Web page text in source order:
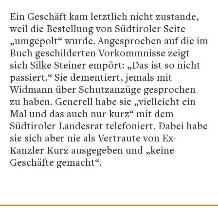
Ein Geschäft kam letztlich nicht zustande,
weil die Bestellung von Südtiroler Seite
„umgepolt“ wurde. Angesprochen auf die im
Buch geschilderten Vorkommnisse zeigt
sich Silke Steiner empört: „Das ist so nicht
passiert.“ Sie dementiert, jemals mit
Widmann über Schutzanzüge gesprochen
zu haben. Generell habe sie „vielleicht ein
Mal und das auch nur kurz“ mit dem
Südtiroler Landesrat telefoniert. Dabei habe
sie sich aber nie als Vertraute von Ex-
Kanzler Kurz ausgegeben und „keine
Geschäfte gemacht“.